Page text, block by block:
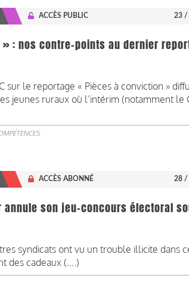
ACCÈS PUBLIC 23 /
: nos contre-points au dernier
sur le reportage « Pièces à conviction »
jeunes ruraux où l’intérim (notamment
ACCÈS ABONNÉ 28 /
annule son jeu-concours électoral
syndicats ont vu un trouble illicite dans
des cadeaux (….)